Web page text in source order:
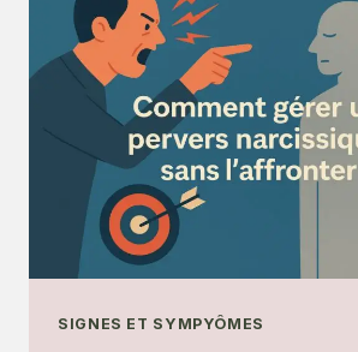
PROVOCATION
DU
PERVERS
NARCISSIQUE
:
UNE
À
CONNAÎTRE
SIGNES ET SYMPYÔMES